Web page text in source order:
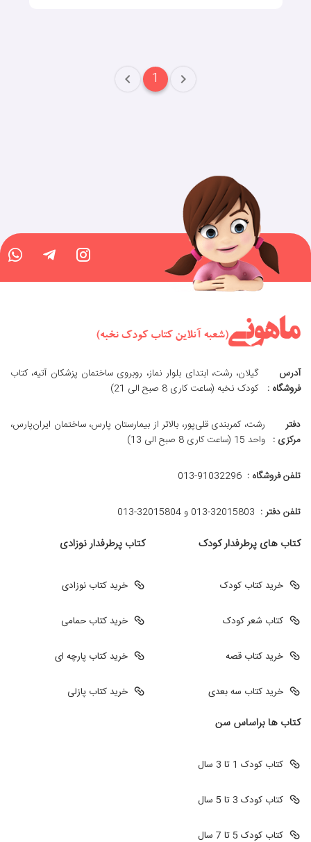
1
آدرس
فروشگاه :
گیلان، رشت، ابتدای بلوار نماز، روبروی ساختمان پزشکان آتیه، کتاب
کودک نخبه (ساعت کاری 8 صبح الی 21)
دفتر
مرکزی :
رشت، کمربندی قلی‌پور، بالاتر از بیمارستان پارس، ساختمان ایران‌پارس،
واحد 15 (ساعت کاری 8 صبح الی 13)
تلفن فروشگاه : 013-91032296
تلفن دفتر : 013-32015803 و 32015804-013
کتاب های پرطرفدار کودک
خرید کتاب کودک
کتاب شعر کودک
خرید کتاب قصه
خرید کتاب سه بعدی
کتاب پرطرفدار نوزادی
خرید کتاب نوزادی
خرید کتاب حمامی
خرید کتاب پارچه ای
خرید کتاب پازلی
کتاب ها براساس سن
کتاب کودک 1 تا 3 سال
کتاب کودک 3 تا 5 سال
کتاب کودک 5 تا 7 سال